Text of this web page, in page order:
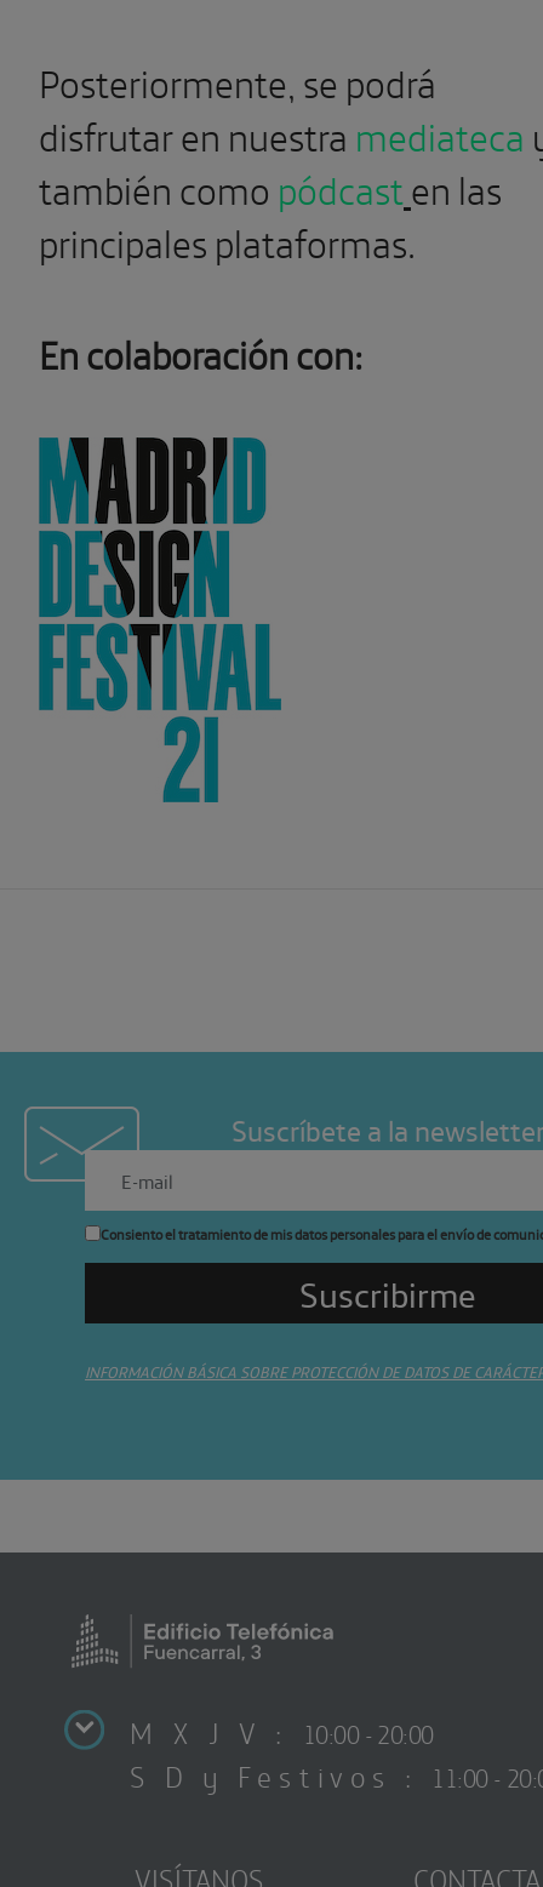
Posteriormente, se podrá
disfrutar en nuestra mediateca
también como pódcasten las
principales plataformas.
En colaboración con:
Suscríbete a la
Consiento el tratamiento de mis datos personales para el envío de
INFORMACIÓN BÁSICA SOBRE PROTECCIÓN DE DATOS DE
M X J V : 10:00 - 20:00
S D y Festivos : 11:00 -
VISÍTANOS CONTACTA